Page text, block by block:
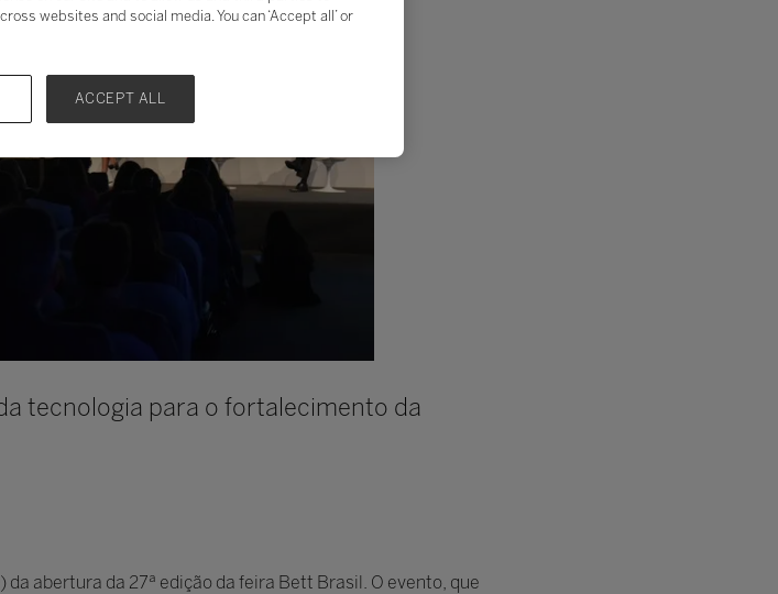
tecnologia para o fortalecimento da
abertura da 27ª edição da feira Bett Brasil. O evento, que
websites and social media. You can ‘Accept all’ or
ACCEPT ALL